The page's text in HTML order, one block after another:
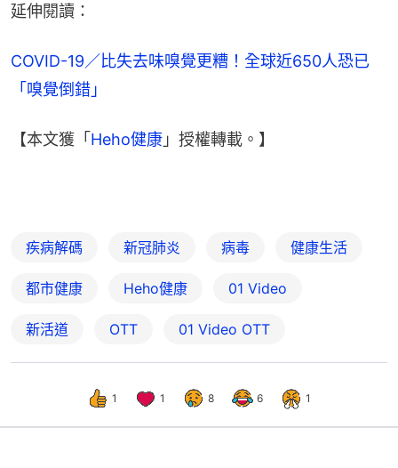
延伸閱讀：
COVID-19／比失去味嗅覺更糟！全球近650人恐已
「嗅覺倒錯」
【本文獲「Heho健康 」授權轉載。】
疾病解碼 新冠肺炎 病毒 健康生活
都市健康 Heho健康 01 Video
新活道 OTT 01‌ ‌Video‌ ‌OTT
1 1 8 6 1